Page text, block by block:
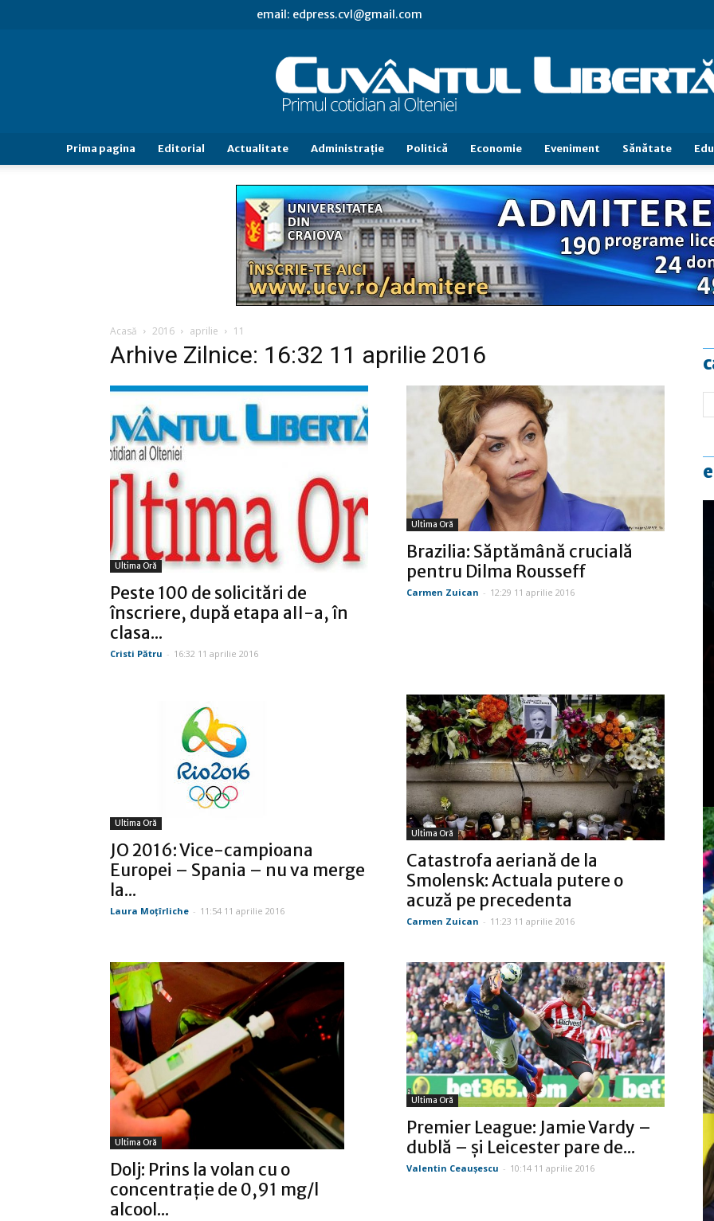
email: edpress.cvl@gmail.com
Cuvântul
Libertăţii
Prima pagina Editorial Actualitate Administraţie Politică Economie Eveniment Sănătate
Acasă 2016 aprilie 11
Arhive Zilnice: 16:32 11 aprilie 2016
Ultima Oră
Peste 100 de solicitări de
înscriere, după etapa aII-a, în
clasa...
Cristi Pătru - 16:32 11 aprilie 2016
Ultima Oră
Brazilia: Săptămână crucială
pentru Dilma Rousseff
Carmen Zuican - 12:29 11 aprilie 2016
Ultima Oră
JO 2016: Vice-campioana
Europei – Spania – nu va merge
la...
Laura Moţîrliche - 11:54 11 aprilie 2016
Ultima Oră
Catastrofa aeriană de la
Smolensk: Actuala putere o
acuză pe precedenta
Carmen Zuican - 11:23 11 aprilie 2016
Ultima Oră
Dolj: Prins la volan cu o
concentraţie de 0,91 mg/l
alcool...
Ultima Oră
Premier League: Jamie Vardy –
dublă – şi Leicester pare de...
Valentin Ceauşescu - 10:14 11 aprilie 2016